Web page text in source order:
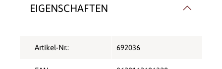
EIGENSCHAFTEN
Artikel-Nr.: 692036